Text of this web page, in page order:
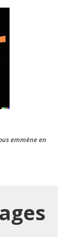
emmène en